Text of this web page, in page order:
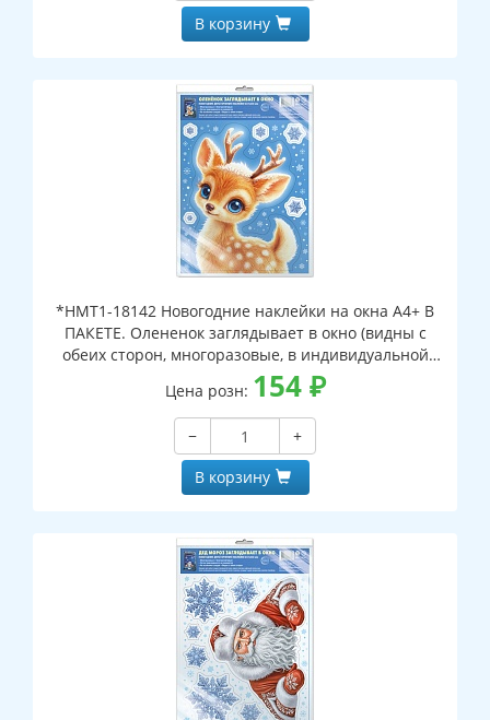
В корзину
*НМТ1-18142 Новогодние наклейки на окна А4+ В
ПАКЕТЕ. Олененок заглядывает в окно (видны с
обеих сторон, многоразовые, в индивидуальной
упаковке, с европодвесом и клеевым клапаном)
Цена розн: 154₽
−
+
В корзину